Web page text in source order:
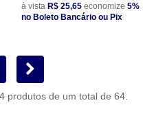
à vista R$ 25,65 economize 5%
no Boleto Bancário ou Pix
produtos de um total de 64.